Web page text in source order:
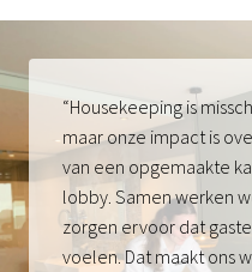
“Housekeeping is
maar onze impact is
van een opgemaakte
lobby. Samen werken
zorgen ervoor dat
voelen. Dat maakt ons